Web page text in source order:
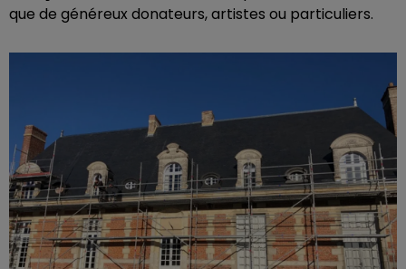
que de généreux donateurs, artistes ou particuliers.